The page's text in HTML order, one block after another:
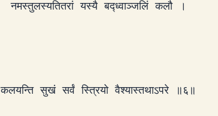
नमस्तुलस्यतितरां यस्यै बद्ध्वाञ्जलिं कलौ ।
कलयन्ति सुखं सर्वं स्त्रियो वैश्यास्तथाऽपरे ॥६॥